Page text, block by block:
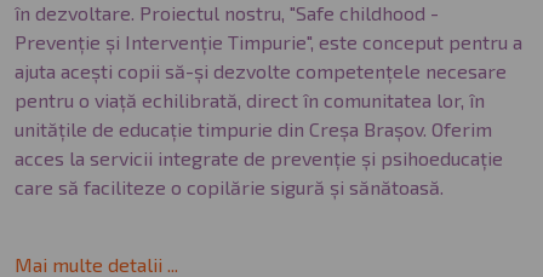
în dezvoltare. Proiectul nostru, "Safe childhood -
Prevenție și Intervenție Timpurie", este conceput pentru a
ajuta acești copii să-și dezvolte competențele necesare
pentru o viață echilibrată, direct în comunitatea lor, în
unitățile de educație timpurie din Creșa Brașov. Oferim
acces la servicii integrate de prevenție și psihoeducație
care să faciliteze o copilărie sigură și sănătoasă.
Mai multe detalii ...